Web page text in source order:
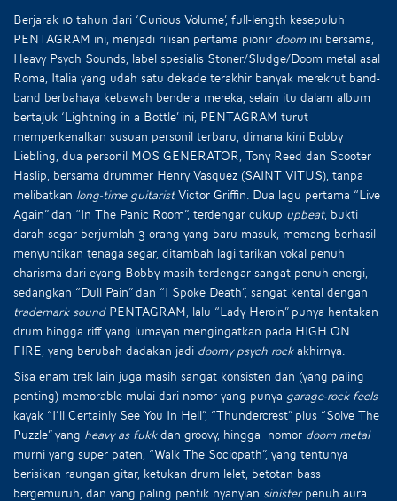
Berjarak 10 tahun dari ‘Curious Volume’, full-length kesepuluh
PENTAGRAM ini, menjadi rilisan pertama pionir doom ini bersama,
Heavy Psych Sounds, label spesialis Stoner/Sludge/Doom metal asal
Roma, Italia yang udah satu dekade terakhir banyak merekrut band-
band berbahaya kebawah bendera mereka, selain itu dalam album
bertajuk ‘Lightning in a Bottle’ ini, PENTAGRAM turut
memperkenalkan susuan personil terbaru, dimana kini Bobby
Liebling, dua personil MOS GENERATOR, Tony Reed dan Scooter
Haslip, bersama drummer Henry Vasquez (SAINT VITUS), tanpa
melibatkan long-time guitaristVictor Griffin. Dua lagu pertama “Live
Again” dan “In The Panic Room”, terdengar cukup upbeat, bukti
darah segar berjumlah 3 orang yang baru masuk, memang berhasil
menyuntikan tenaga segar, ditambah lagi tarikan vokal penuh
charisma dari eyang Bobby masih terdengar sangat penuh energi,
sedangkan “Dull Pain” dan “I Spoke Death”, sangat kental dengan
trademark soundPENTAGRAM, lalu “Lady Heroin” punya hentakan
drum hingga riff yang lumayan mengingatkan pada HIGH ON
FIRE, yang berubah dadakan jadi doomy psych rockakhirnya.
Sisa enam trek lain juga masih sangat konsisten dan (yang paling
penting) memorable mulai dari nomor yang punya garage-rock feels
kayak “I’ll Certainly See You In Hell”, “Thundercrest” plus “Solve The
Puzzle” yang heavy as fukkdan groovy, hingga nomor doom metal
murni yang super paten, “Walk The Sociopath”, yang tentunya
berisikan raungan gitar, ketukan drum lelet, betotan bass
bergemuruh, dan yang paling pentik nyanyian sinisterpenuh aura